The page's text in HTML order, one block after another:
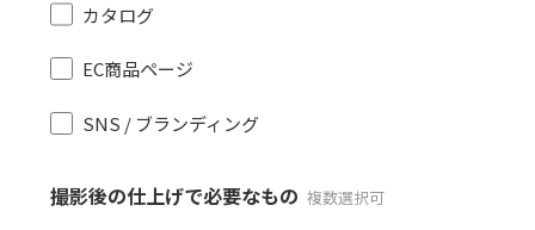
カタログ
EC商品ページ
SNS / ブランディング
撮影後の仕上げで必要なもの 複数選択可